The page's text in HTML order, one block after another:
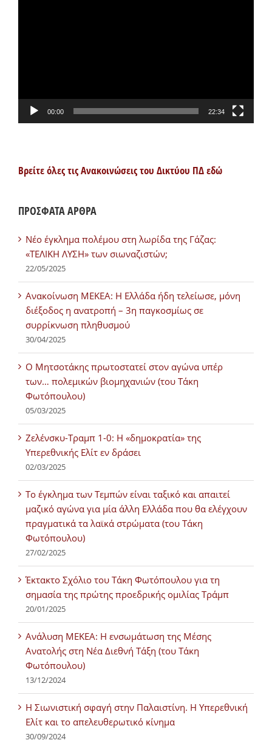
00:00 22:34
Βρείτε όλες τις Ανακοινώσεις του Δικτύου ΠΔ εδώ
ΠΡΟΣΦΑΤΑ ΑΡΘΡΑ
Νέο έγκλημα πολέμου στη λωρίδα της Γάζας:
«ΤΕΛΙΚΗ ΛΥΣΗ» των σιωναζιστών;
22/05/2025
Ανακοίνωση ΜΕΚΕΑ: Η Ελλάδα ήδη τελείωσε, μόνη
διέξοδος η ανατροπή – 3η παγκοσμίως σε
συρρίκνωση πληθυσμού
30/04/2025
Ο Μητσοτάκης πρωτοστατεί στον αγώνα υπέρ
των… πολεμικών βιομηχανιών (του Τάκη
Φωτόπουλου)
05/03/2025
Ζελένσκυ-Τραμπ 1-0: Η «δημοκρατία» της
Υπερεθνικής Ελίτ εν δράσει
02/03/2025
Tο έγκλημα των Τεμπών είναι ταξικό και απαιτεί
μαζικό αγώνα για μία άλλη Ελλάδα που θα ελέγχουν
πραγματικά τα λαϊκά στρώματα (του Τάκη
Φωτόπουλου)
27/02/2025
Έκτακτο Σχόλιο του Τάκη Φωτόπουλου για τη
σημασία της πρώτης προεδρικής ομιλίας Τράμπ
20/01/2025
Ανάλυση ΜΕΚΕΑ: Η ενσωμάτωση της Μέσης
Ανατολής στη Νέα Διεθνή Τάξη (του Τάκη
Φωτόπουλου)
13/12/2024
Η Σιωνιστική σφαγή στην Παλαιστίνη. Η Υπερεθνική
Ελίτ και το απελευθερωτικό κίνημα
30/09/2024